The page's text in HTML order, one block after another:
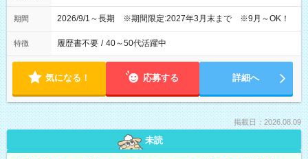
期間 2026/9/1～長期 ※期間限定:2027年3月末まで ※9月～OK！
特徴 履歴書不要 / 40～50代活躍中
気になる！ 応募する 詳細へ
掲載日：2026.08.09
未読